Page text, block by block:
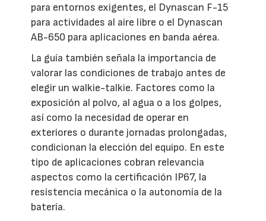
para entornos exigentes, el Dynascan F-15
para actividades al aire libre o el Dynascan
AB-650 para aplicaciones en banda aérea.
La guía también señala la importancia de
valorar las condiciones de trabajo antes de
elegir un walkie-talkie. Factores como la
exposición al polvo, al agua o a los golpes,
así como la necesidad de operar en
exteriores o durante jornadas prolongadas,
condicionan la elección del equipo. En este
tipo de aplicaciones cobran relevancia
aspectos como la certificación IP67, la
resistencia mecánica o la autonomía de la
batería.